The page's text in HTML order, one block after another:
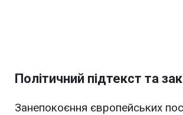
Політичний підтекст та
Занепокоєння європейських